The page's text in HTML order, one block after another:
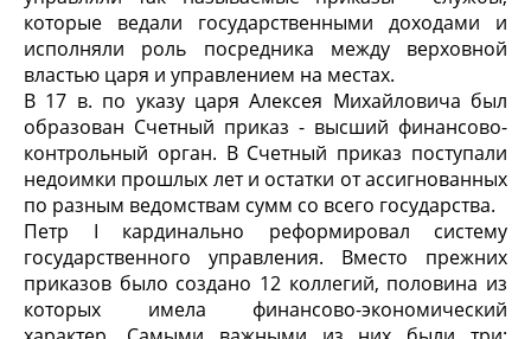
которые ведали государственными доходами и
исполняли роль посредника между верховной
властью царя и управлением на местах.
В 17 в. по указу царя Алексея Михайловича был
образован Счетный приказ - высший финансово-
контрольный орган. В Счетный приказ поступали
недоимки прошлых лет и остатки от ассигнованных
по разным ведомствам сумм со всего государства.
Петр I кардинально реформировал систему
государственного управления. Вместо прежних
приказов было создано 12 коллегий, половина из
которых имела финансово-экономический